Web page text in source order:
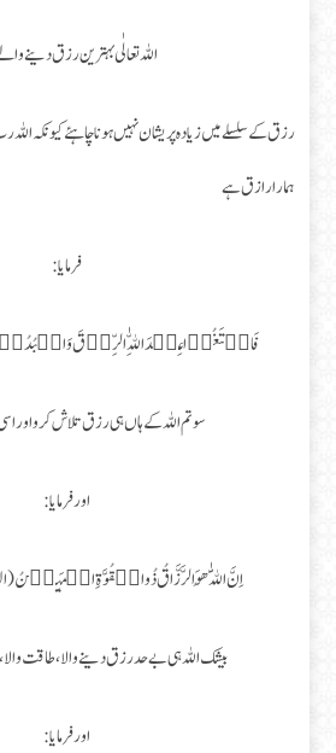
اللہ تعالٰی بہترین رزق دینے
رزق کے سلسلے میں زیادہ پریشان نہیں ہونا چاہئے کیونکہ
ہمارا رازق ہے
فرمایا :
فَابۡتَغُوۡا عِنۡدَ اللّٰهِ الرِّزۡقَ وَاعۡبُدُوۡهُ
سو تم اللہ کے ہاں ہی رزق تلاش کرو اور
اور فرمایا :
اِنَّ اللّٰهَ هُوَ الرَّزَّاقُ ذُو الۡقُوَّةِ الۡمَتِيۡنُ
بیشک اللہ ہی بےحد رزق دینے والا، طاقت
اور فرمایا :